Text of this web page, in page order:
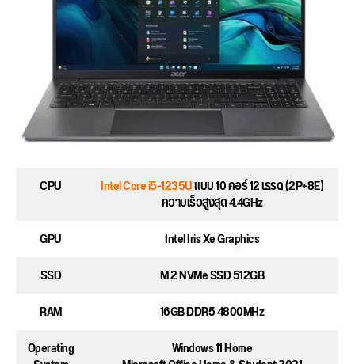
CPU Intel Core i5-1235Uแบบ 10 คอร์ 12 เธรด (2P+8E)
ความเร็วสูงสุด 4.4GHz
GPU
Intel Iris Xe Graphics
SSD
M.2 NVMe SSD 512GB
RAM
16GB DDR5 4800MHz
Operating
Windows 11 Home